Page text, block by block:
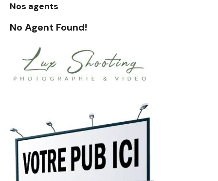
Nos agents
No Agent Found!